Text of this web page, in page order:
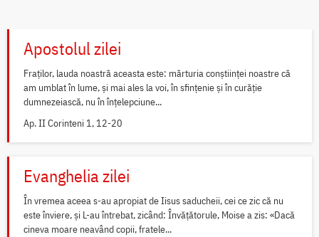
Apostolul zilei
Fraților, lauda noastră aceasta este: mărturia conștiinței noastre că
am umblat în lume, și mai ales la voi, în sfințenie și în curăție
dumnezeiască, nu în înțelepciune...
Ap. II Corinteni 1, 12-20
Evanghelia zilei
În vremea aceea s-au apropiat de Iisus saducheii, cei ce zic că nu
este înviere, și L-au întrebat, zicând: Învățătorule, Moise a zis: «Dacă
cineva moare neavând copii, fratele...